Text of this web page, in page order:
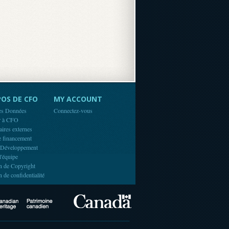
DE CFO
Données
à CFO
externes
financement
de Copyright
de confidentialité
MY ACCOUNT
Connectez-vous
Canadian Heritage